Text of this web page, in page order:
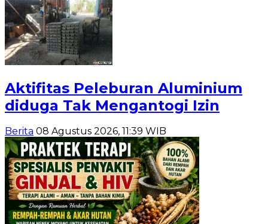
Aktifitas Peleburan Aluminium
diduga Tak Mengantogi Izin
Berita 08 Agustus 2026, 11:39 WIB